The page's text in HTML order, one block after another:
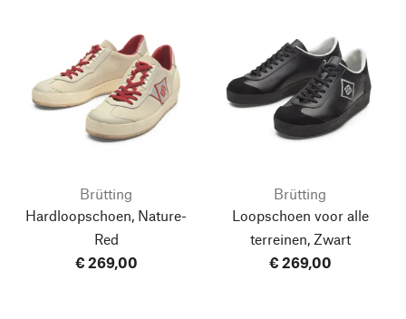
Brütting
Hardloopschoen, Nature-
Red
€ 269,00
Brütting
Loopschoen voor alle
terreinen, Zwart
€ 269,00